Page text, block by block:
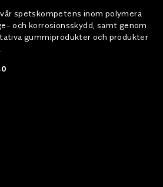
ett nytt med ett gammalt
följer roterbara handtag
Vulkanisationstryck: Upp till 7
3/N/PE 50 Hz som standard,
offereras per förfrågan.
spetskompetens inom polymera
och korrosionsskydd, samt genom
gummiprodukter och produkter